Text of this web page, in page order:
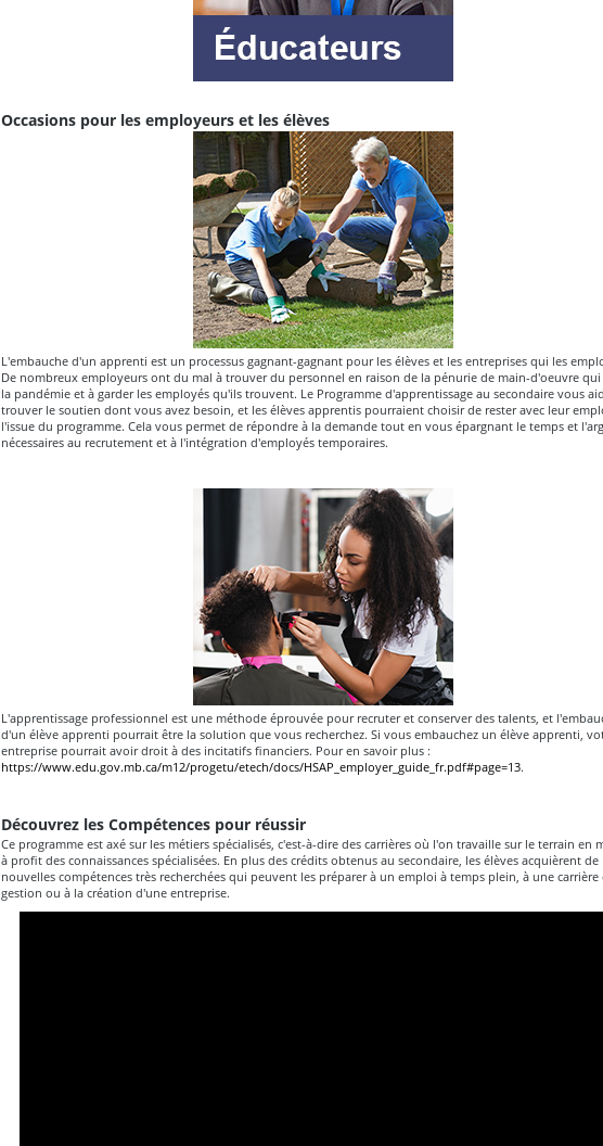
Occasions pour les employeurs et les élèves
L'embauche d'un apprenti est un processus gagnant-gagnant pour les élèves et les entreprises qui les
De nombreux employeurs ont du mal à trouver du personnel en raison de la pénurie de main-d'oeuvre qui
la pandémie et à garder les employés qu'ils trouvent. Le Programme d'apprentissage au secondaire vous
trouver le soutien dont vous avez besoin, et les élèves apprentis pourraient choisir de rester avec leur
l'issue du programme. Cela vous permet de répondre à la demande tout en vous épargnant le temps et
nécessaires au recrutement et à l'intégration d'employés temporaires.
L'apprentissage professionnel est une méthode éprouvée pour recruter et conserver des talents, et
d'un élève apprenti pourrait être la solution que vous recherchez. Si vous embauchez un élève apprenti,
entreprise pourrait avoir droit à des incitatifs financiers. Pour en savoir plus :
https://www.edu.gov.mb.ca/m12/progetu/etech/docs/HSAP_employer_guide_fr.pdf#page=13.
Découvrez les Compétences pour réussir
Ce programme est axé sur les métiers spécialisés, c'est-à-dire des carrières où l'on travaille sur le terrain en
à profit des connaissances spécialisées. En plus des crédits obtenus au secondaire, les élèves acquièrent de
nouvelles compétences très recherchées qui peuvent les préparer à un emploi à temps plein, à une carrière
gestion ou à la création d'une entreprise.